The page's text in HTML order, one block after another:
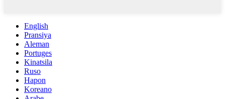
English
Pransiya
Aleman
Portuges
Kinatsila
Ruso
Hapon
Koreano